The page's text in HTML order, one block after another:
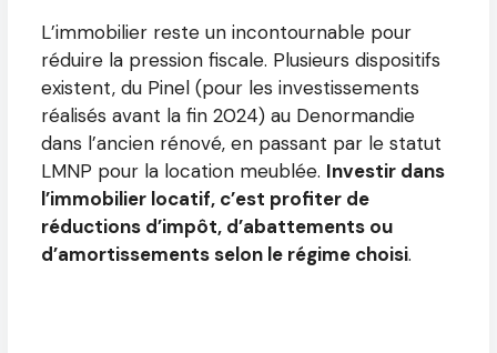
L’immobilier reste un incontournable pour
réduire la pression fiscale. Plusieurs dispositifs
existent, du Pinel (pour les investissements
réalisés avant la fin 2024) au Denormandie
dans l’ancien rénové, en passant par le statut
LMNP pour la location meublée. Investir dans
l’immobilier locatif, c’est profiter de
réductions d’impôt, d’abattements ou
d’amortissements selon le régime choisi.